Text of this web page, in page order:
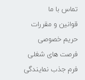
تماس با ما
قوانین و مقررات
حریم خصوصی
فرصت های شغلی
فرم جذب نمایندگی